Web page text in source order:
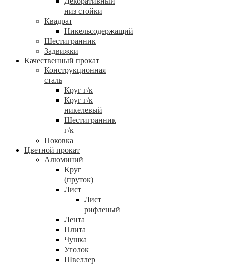
низ стойки
Квадрат
Никельсодержащий
Шестигранник
Задвижки
Качественный прокат
Конструкционная
сталь
Круг г/к
Круг г/к
никелевый
Шестигранник
г/к
Поковка
Цветной прокат
Алюминий
Круг
(пруток)
Лист
Лист
рифленый
Лента
Плита
Чушка
Уголок
Швеллер